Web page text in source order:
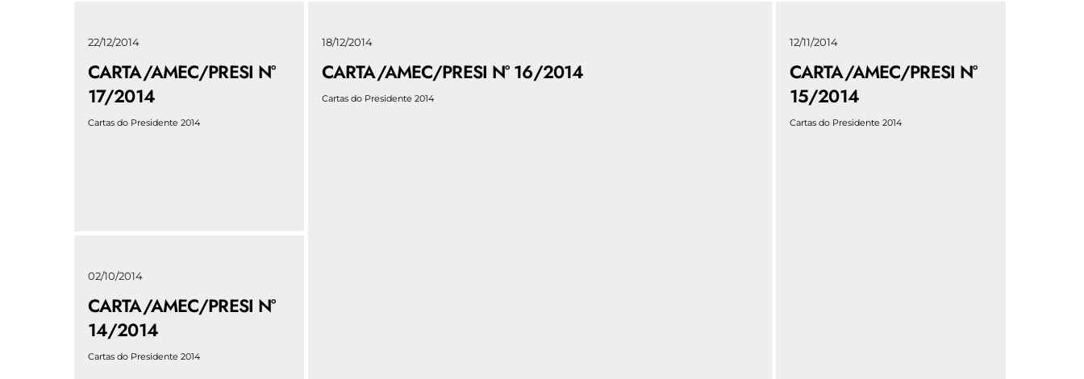
22/12/2014
CARTA/AMEC/PRESI N°
17/2014
Cartas do Presidente 2014
18/12/2014
CARTA/AMEC/PRESI N° 16/2014
Cartas do Presidente 2014
12/11/2014
CARTA/AMEC/PRESI N°
15/2014
Cartas do Presidente 2014
02/10/2014
CARTA/AMEC/PRESI N°
14/2014
Cartas do Presidente 2014